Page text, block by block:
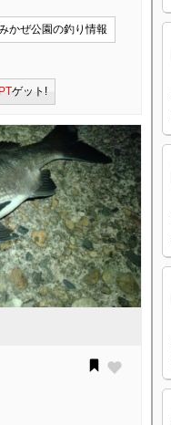
かぜ公園の釣り情報
ゲット!